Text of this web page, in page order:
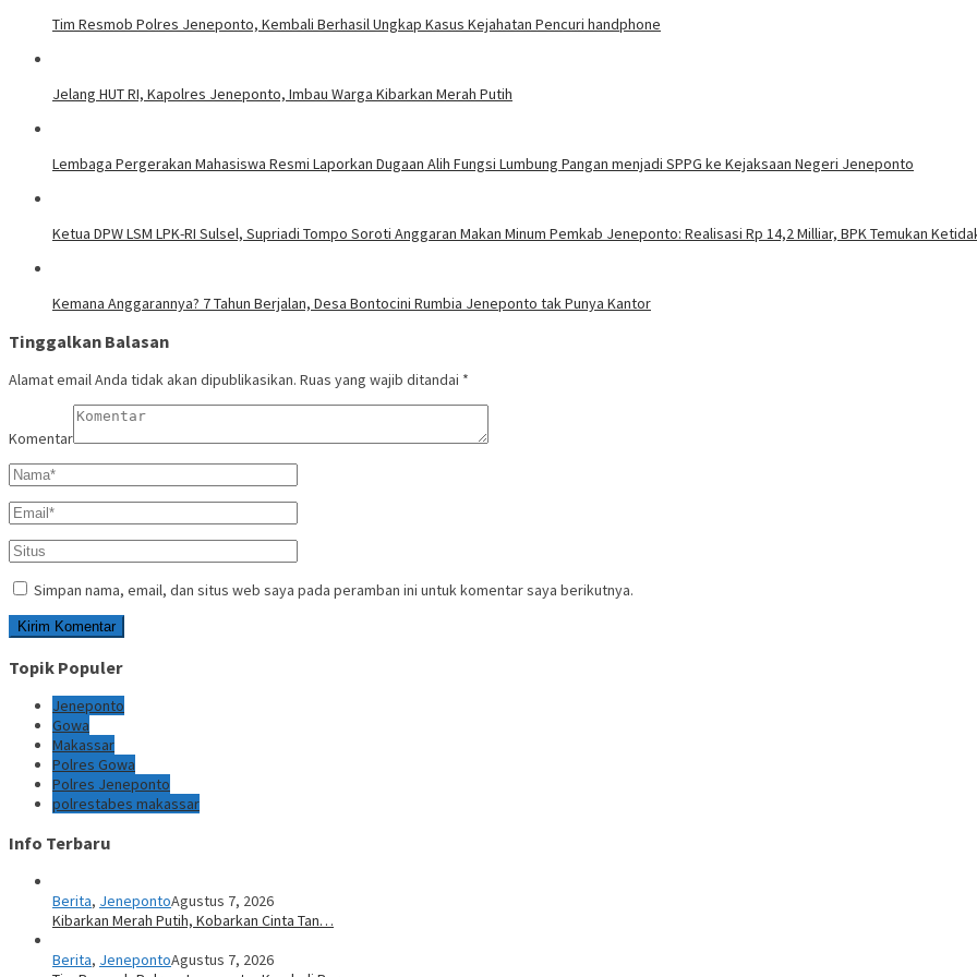
Tim Resmob Polres Jeneponto, Kembali Berhasil Ungkap Kasus Kejahatan Pencuri handphone
Jelang HUT RI, Kapolres Jeneponto, Imbau Warga Kibarkan Merah Putih
Lembaga Pergerakan Mahasiswa Resmi Laporkan Dugaan Alih Fungsi Lumbung Pangan menjadi SPPG ke Kejaksaan Negeri Jeneponto
Ketua DPW LSM LPK-RI Sulsel, Supriadi Tompo Soroti Anggaran Makan Minum Pemkab Jeneponto: Realisasi Rp 14,2 Milliar, BPK Temukan
Kemana Anggarannya? 7 Tahun Berjalan, Desa Bontocini Rumbia Jeneponto tak Punya Kantor
Tinggalkan Balasan
Alamat email Anda tidak akan dipublikasikan. Ruas yang wajib ditandai *
Komentar
Simpan nama, email, dan situs web saya pada peramban ini untuk komentar saya berikutnya.
Topik Populer
Jeneponto
Gowa
Makassar
Polres Gowa
Polres Jeneponto
polrestabes makassar
Info Terbaru
Berita, JenepontoAgustus 7, 2026
Kibarkan Merah Putih, Kobarkan Cinta Tan…
Berita, JenepontoAgustus 7, 2026